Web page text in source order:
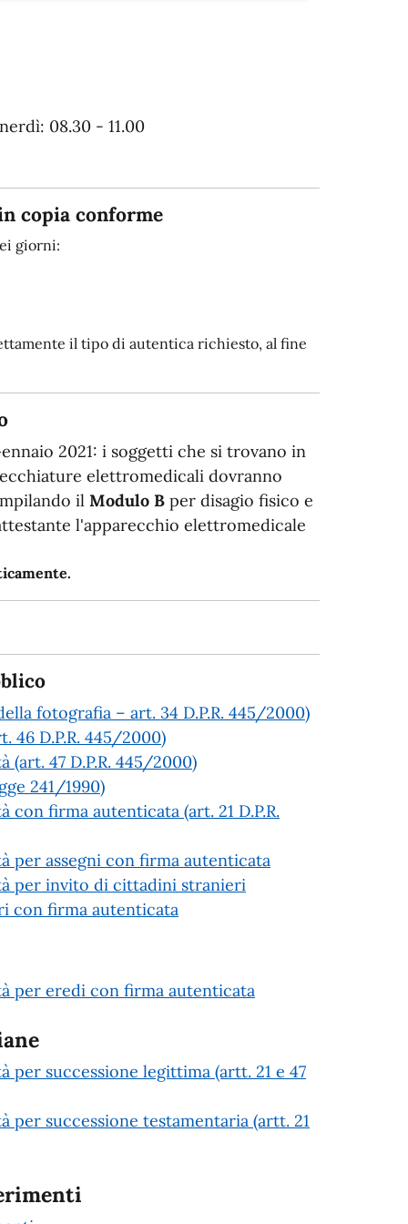
08.30 - 11.00
copia conforme
giorni:
il tipo di autentica richiesto, al fine
2021: i soggetti che si trovano in
elettromedicali dovranno
ilModulo B per disagio fisico e
l'apparecchio elettromedicale
fotografia – art. 34 D.P.R. 445/2000)
46 D.P.R. 445/2000)
47 D.P.R. 445/2000)
241/1990)
firma autenticata (art. 21 D.P.R.
per assegni con firma autenticata
per invito di cittadini stranieri
con firma autenticata
per eredi con firma autenticata
successione legittima (artt. 21 e 47
successione testamentaria (artt. 21